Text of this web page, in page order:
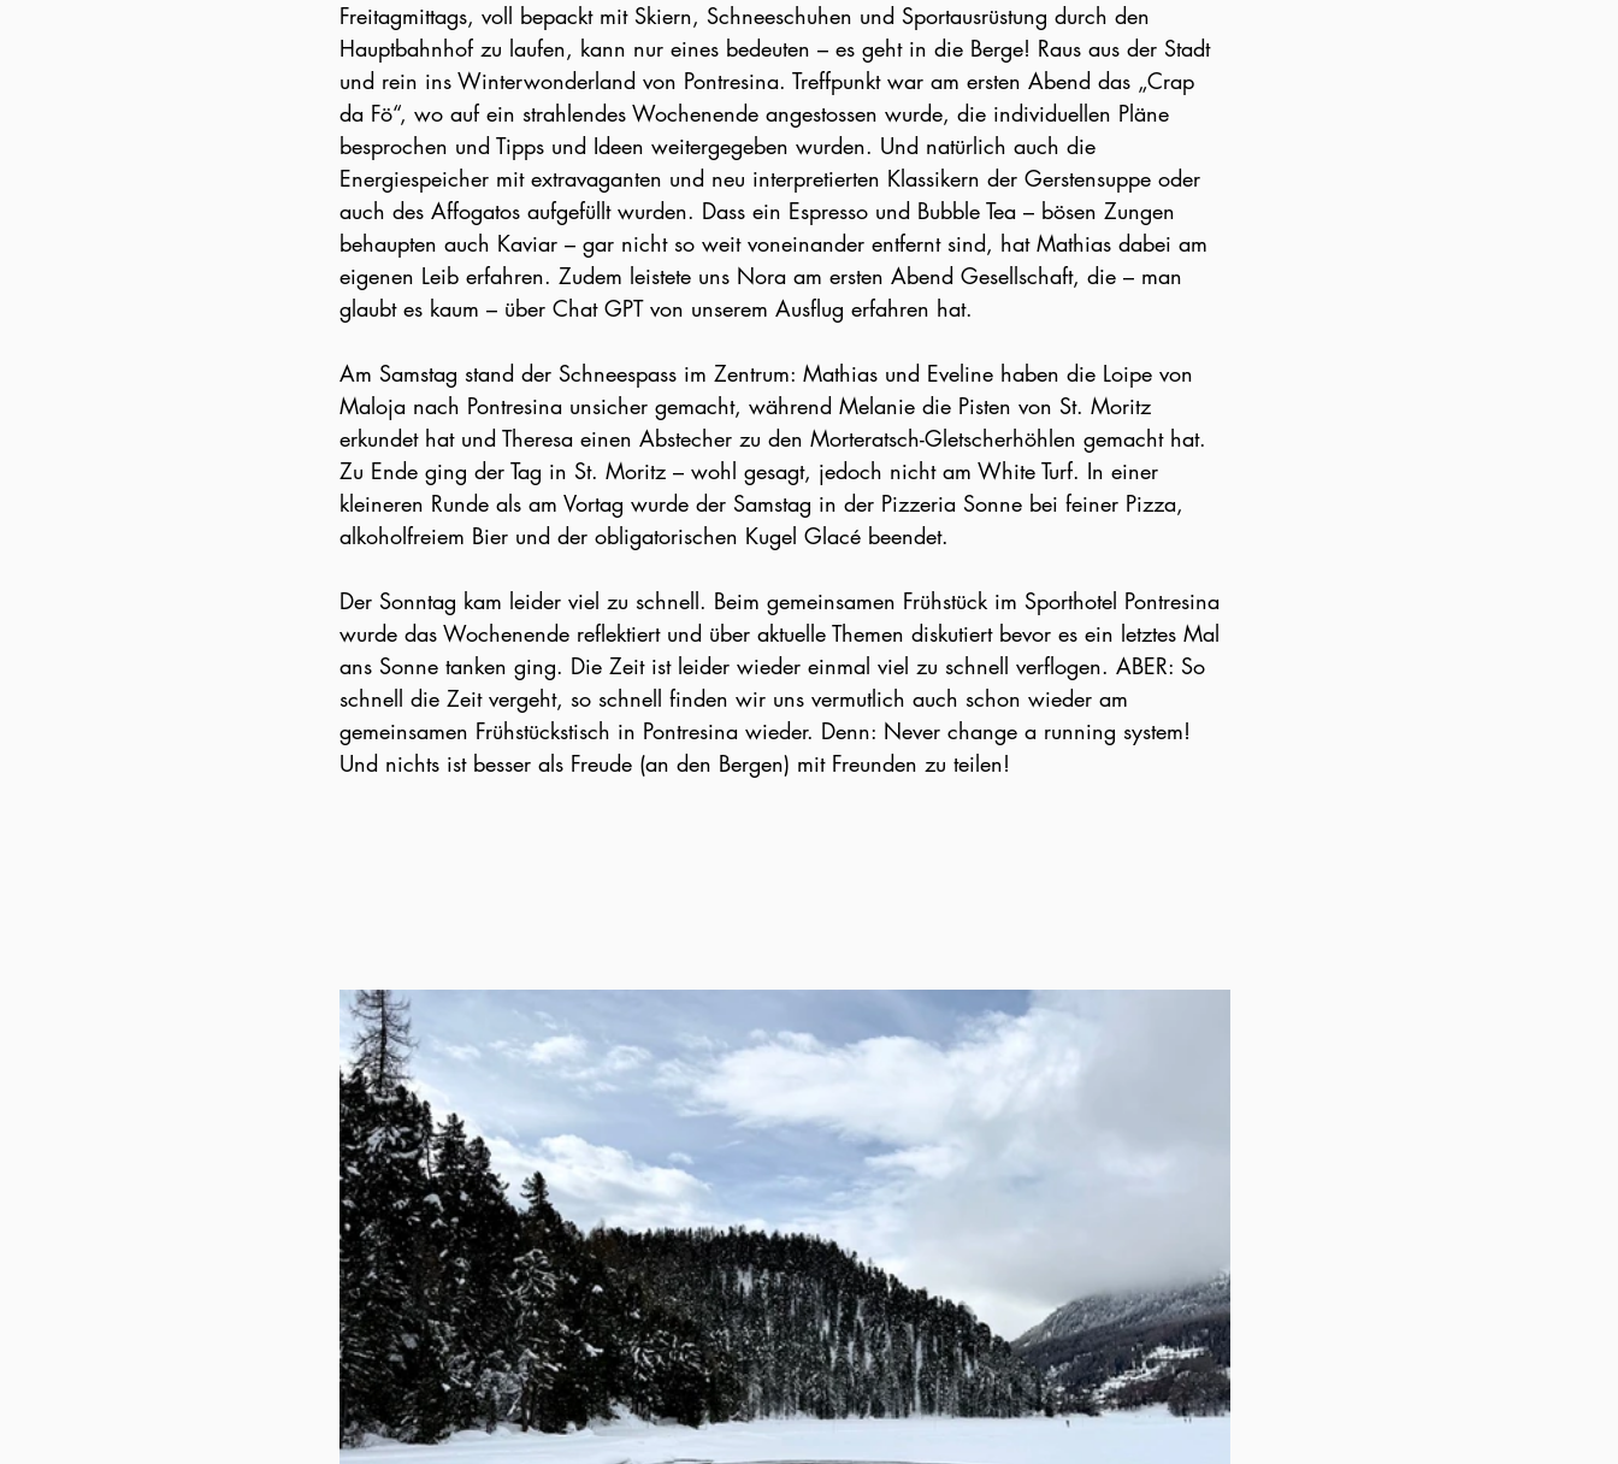
Freitagmittags, voll bepackt mit Skiern, Schneeschuhen und Sportausrüstung durch den
Hauptbahnhof zu laufen, kann nur eines bedeuten – es geht in die Berge! Raus aus der Stadt
und rein ins Winterwonderland von Pontresina. Treffpunkt war am ersten Abend das „Crap
da Fö“, wo auf ein strahlendes Wochenende angestossen wurde, die individuellen Pläne
besprochen und Tipps und Ideen weitergegeben wurden. Und natürlich auch die
Energiespeicher mit extravaganten und neu interpretierten Klassikern der Gerstensuppe oder
auch des Affogatos aufgefüllt wurden. Dass ein Espresso und Bubble Tea – bösen Zungen
behaupten auch Kaviar – gar nicht so weit voneinander entfernt sind, hat Mathias dabei am
eigenen Leib erfahren. Zudem leistete uns Nora am ersten Abend Gesellschaft, die – man
glaubt es kaum – über Chat GPT von unserem Ausflug erfahren hat.
Am Samstag stand der Schneespass im Zentrum: Mathias und Eveline haben die Loipe von
Maloja nach Pontresina unsicher gemacht, während Melanie die Pisten von St. Moritz
erkundet hat und Theresa einen Abstecher zu den Morteratsch-Gletscherhöhlen gemacht hat.
Zu Ende ging der Tag in St. Moritz – wohl gesagt, jedoch nicht am White Turf. In einer
kleineren Runde als am Vortag wurde der Samstag in der Pizzeria Sonne bei feiner Pizza,
alkoholfreiem Bier und der obligatorischen Kugel Glacé beendet.
Der Sonntag kam leider viel zu schnell. Beim gemeinsamen Frühstück im Sporthotel Pontresina
wurde das Wochenende reflektiert und über aktuelle Themen diskutiert bevor es ein letztes Mal
ans Sonne tanken ging. Die Zeit ist leider wieder einmal viel zu schnell verflogen. ABER: So
schnell die Zeit vergeht, so schnell finden wir uns vermutlich auch schon wieder am
gemeinsamen Frühstückstisch in Pontresina wieder. Denn: Never change a running system!
Und nichts ist besser als Freude (an den Bergen) mit Freunden zu teilen!